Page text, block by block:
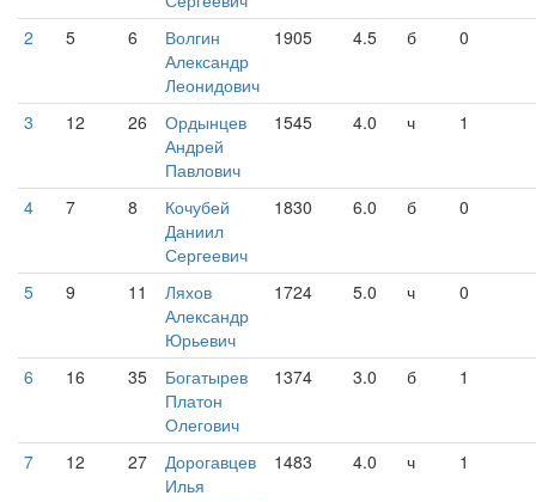
2 5 6
Волгин
Александр
Леонидович
1905 4.5 б 0
3 12 26
Ордынцев
Андрей
Павлович
1545 4.0 ч 1
4 7 8
Кочубей
Даниил
Сергеевич
1830 6.0 б 0
5 9 11
Ляхов
Александр
Юрьевич
1724 5.0 ч 0
6 16 35
Богатырев
Платон
Олегович
1374 3.0 б 1
7 12 27
Дорогавцев
Илья
1483 4.0 ч 1